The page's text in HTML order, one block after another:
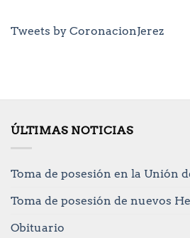
Tweets by CoronacionJerez
ÚLTIMAS NOTICIAS
Toma de posesión en la Unión
Toma de posesión de nuevos
Obituario